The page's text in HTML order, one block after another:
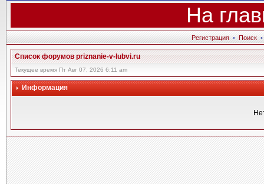
На
Регистрация • Поиск •
Список форумов priznanie-v-lubvi.ru
Текущее время Пт Авг 07, 2026 6:11 am
Информация